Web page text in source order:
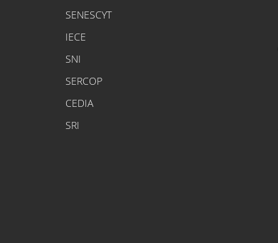
SENESCYT
IECE
SNI
SERCOP
CEDIA
SRI